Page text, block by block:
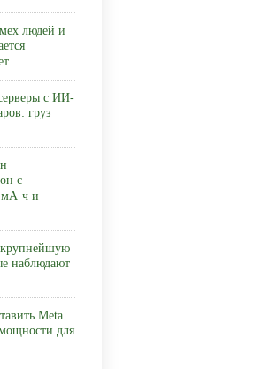
людей и
с ИИ-
груз
с
мА·ч и
наблюдают
Meta
для